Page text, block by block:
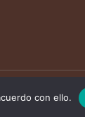
con ello.